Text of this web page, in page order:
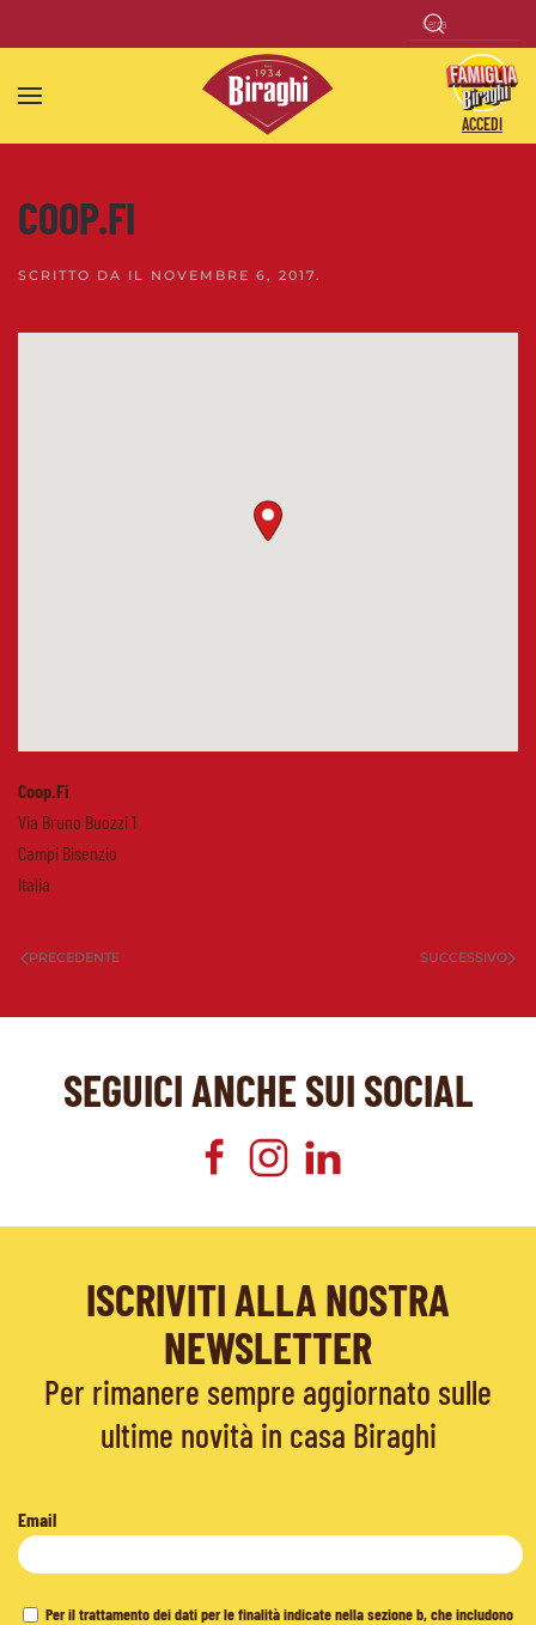
Skip to main content
ACCEDI
COOP.FI
SCRITTO DA IL NOVEMBRE 6, 2017.
Coop.Fi
Via Bruno Buozzi 1
Campi Bisenzio
Italia
PRECEDENTE SUCCESSIVO
SEGUICI ANCHE SUI SOCIAL
ISCRIVITI ALLA NOSTRA
NEWSLETTER
Per rimanere sempre aggiornato sulle
ultime novità in casa Biraghi
Email
Per il trattamento dei dati per le finalità indicate nella sezione b, che includono